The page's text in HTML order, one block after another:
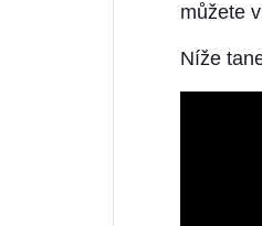
můžete
Níže